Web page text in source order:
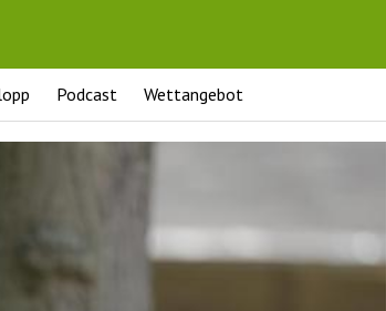
Podcast Wettangebot